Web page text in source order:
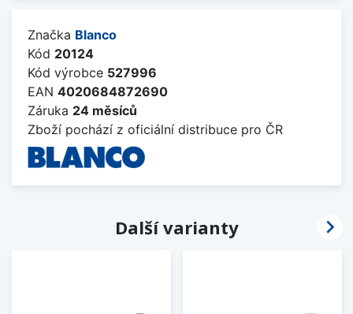
Značka Blanco
Kód 20124
Kód výrobce 527996
EAN 4020684872690
Záruka 24 měsíců
Zboží pochází z oficiální distribuce pro ČR
Další varianty 